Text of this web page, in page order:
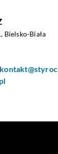
Bielsko-Biała